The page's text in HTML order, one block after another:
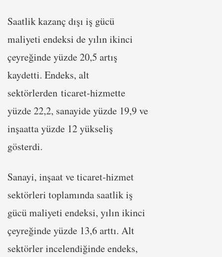
Saatlik kazanç dışı iş gücü
maliyeti endeksi de yılın ikinci
çeyreğinde yüzde 20,5 artış
kaydetti. Endeks, alt
sektörlerden ticaret-hizmette
yüzde 22,2, sanayide yüzde 19,9 ve
inşaatta yüzde 12 yükseliş
gösterdi.
Sanayi, inşaat ve ticaret-hizmet
sektörleri toplamında saatlik iş
gücü maliyeti endeksi, yılın ikinci
çeyreğinde yüzde 13,6 arttı. Alt
sektörler incelendiğinde endeks,